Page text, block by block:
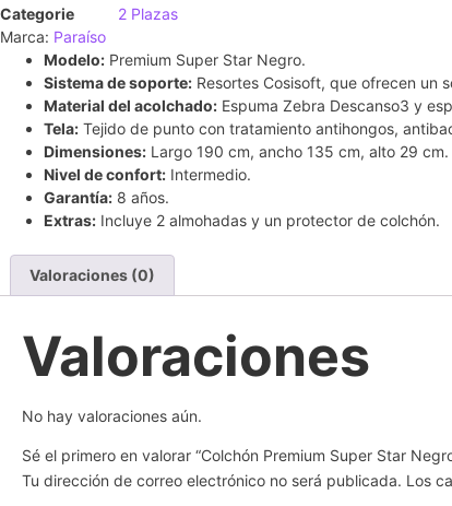
Categorie
2 Plazas
Marca: Paraíso
Modelo: Premium Super Star Negro.
Sistema de soporte: Resortes Cosisoft, que ofrecen un
Material del acolchado: Espuma Zebra Descanso3 y
Tela: Tejido de punto con tratamiento antihongos,
Dimensiones: Largo 190 cm, ancho 135 cm, alto 29 cm.
Nivel de confort: Intermedio.
Garantía: 8 años.
Extras: Incluye 2 almohadas y un protector de colchón.
Valoraciones (0)
Valoraciones
No hay valoraciones aún.
Sé el primero en valorar “Colchón Premium Super Star
Tu dirección de correo electrónico no será publicada. Los